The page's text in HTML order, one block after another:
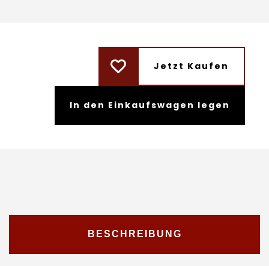
Jetzt Kaufen
In den Einkaufswagen legen
BESCHREIBUNG